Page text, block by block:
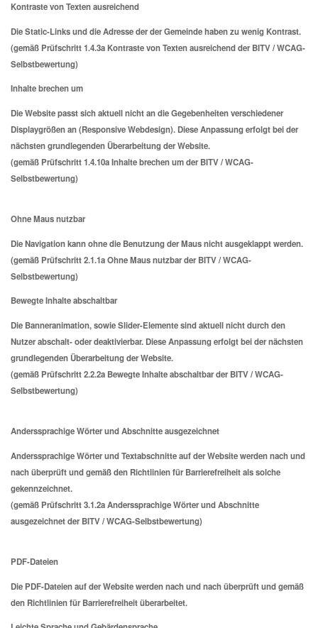
Kontraste von Texten ausreichend
Die Static-Links und die Adresse der der Gemeinde haben zu wenig Kontrast.
(gemäß Prüfschritt 1.4.3a Kontraste von Texten ausreichend der BITV / WCAG-
Selbstbewertung)
Inhalte brechen um
Die Website passt sich aktuell nicht an die Gegebenheiten verschiedener
Displaygrößen an (Responsive Webdesign). Diese Anpassung erfolgt bei der
nächsten grundlegenden Überarbeitung der Website.
(gemäß Prüfschritt 1.4.10a Inhalte brechen um der BITV / WCAG-
Selbstbewertung)
Ohne Maus nutzbar
Die Navigation kann ohne die Benutzung der Maus nicht ausgeklappt werden.
(gemäß Prüfschritt 2.1.1a Ohne Maus nutzbar der BITV / WCAG-
Selbstbewertung)
Bewegte Inhalte abschaltbar
Die Banneranimation, sowie Slider-Elemente sind aktuell nicht durch den
Nutzer abschalt- oder deaktivierbar. Diese Anpassung erfolgt bei der nächsten
grundlegenden Überarbeitung der Website.
(gemäß Prüfschritt 2.2.2a Bewegte Inhalte abschaltbar der BITV / WCAG-
Selbstbewertung)
Anderssprachige Wörter und Abschnitte ausgezeichnet
Anderssprachige Wörter und Textabschnitte auf der Website werden nach und
nach überprüft und gemäß den Richtlinien für Barrierefreiheit als solche
gekennzeichnet.
(gemäß Prüfschritt 3.1.2a Anderssprachige Wörter und Abschnitte
ausgezeichnet der BITV / WCAG-Selbstbewertung)
PDF-Dateien
Die PDF-Dateien auf der Website werden nach und nach überprüft und gemäß
den Richtlinien für Barrierefreiheit überarbeitet.